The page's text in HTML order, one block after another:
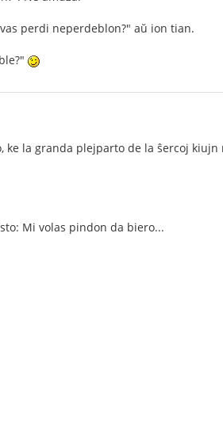
perdi neperdeblon?" aŭ ion tian.
ke la granda plejparto de la ŝercoj
Mi volas pindon da biero...